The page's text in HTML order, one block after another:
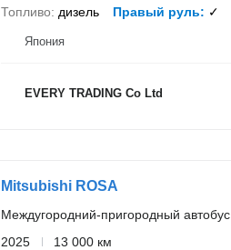
Топливо
дизель Правый руль ✓
Япония
EVERY TRADING Co Ltd
Mitsubishi ROSA
Междугородний-пригородный автобус
2025
13 000 км